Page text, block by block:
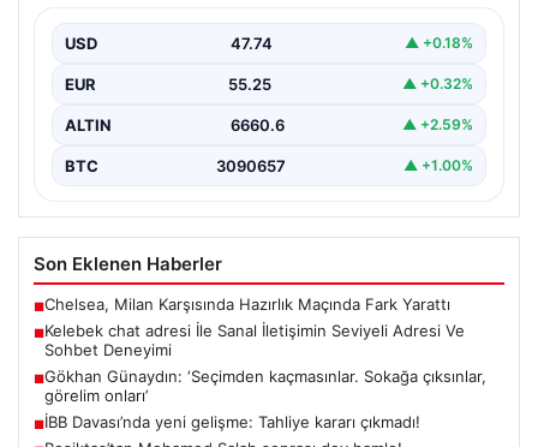
kurması kritik bir değer barındırmaktadır. Güncel
olarak…
USD 47.74 ▲ +0.18%
EUR 55.25 ▲ +0.32%
ALTIN 6660.6 ▲ +2.59%
BTC 3090657 ▲ +1.00%
Son Eklenen Haberler
■Chelsea, Milan Karşısında Hazırlık Maçında Fark Yarattı
■Kelebek chat adresi İle Sanal İletişimin Seviyeli Adresi Ve
Sohbet Deneyimi
■Gökhan Günaydın: ‘Seçimden kaçmasınlar. Sokağa çıksınlar,
görelim onları’
■İBB Davası’nda yeni gelişme: Tahliye kararı çıkmadı!